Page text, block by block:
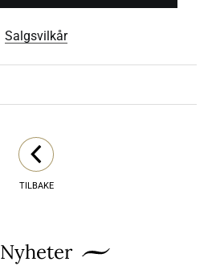
Salgsvilkår
TILBAKE
Nyheter